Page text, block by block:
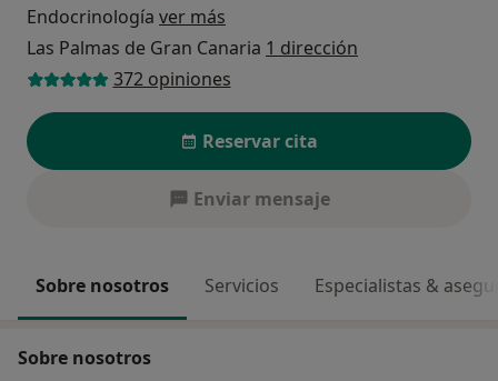
Endocrinología ver más
Las Palmas de Gran Canaria 1 dirección
372 opiniones
Reservar cita
Enviar mensaje
Sobre nosotros Servicios Especialistas &
Sobre nosotros